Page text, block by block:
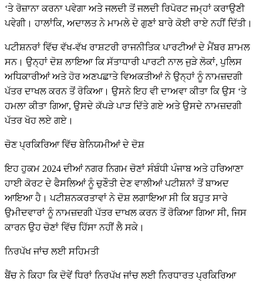
‘ਤੇ ਰੋਜ਼ਾਨਾ ਕਰਨਾ ਪਵੇਗਾ ਅਤੇ ਜਲਦੀ ਤੋਂ ਜਲਦੀ ਰਿਪੋਰਟ ਜਮ੍ਹਾਂ ਕਰਾਉਣੀ
ਪਵੇਗੀ। ਹਾਲਾਂਕਿ, ਅਦਾਲਤ ਨੇ ਮਾਮਲੇ ਦੇ ਗੁਣਾਂ ਬਾਰੇ ਕੋਈ ਰਾਏ ਨਹੀਂ ਦਿੱਤੀ।
ਪਟੀਸ਼ਨਰਾਂ ਵਿੱਚ ਵੱਖ-ਵੱਖ ਰਾਸ਼ਟਰੀ ਰਾਜਨੀਤਿਕ ਪਾਰਟੀਆਂ ਦੇ ਮੈਂਬਰ ਸ਼ਾਮਲ
ਸਨ। ਉਨ੍ਹਾਂ ਦੋਸ਼ ਲਾਇਆ ਕਿ ਸੱਤਾਧਾਰੀ ਪਾਰਟੀ ਨਾਲ ਜੁੜੇ ਲੋਕਾਂ, ਪੁਲਿਸ
ਅਧਿਕਾਰੀਆਂ ਅਤੇ ਹੋਰ ਅਣਪਛਾਤੇ ਵਿਅਕਤੀਆਂ ਨੇ ਉਨ੍ਹਾਂ ਨੂੰ ਨਾਮਜ਼ਦਗੀ
ਪੱਤਰ ਦਾਖਲ ਕਰਨ ਤੋਂ ਰੋਕਿਆ। ਉਸਨੇ ਇਹ ਵੀ ਦਾਅਵਾ ਕੀਤਾ ਕਿ ਉਸ ‘ਤੇ
ਹਮਲਾ ਕੀਤਾ ਗਿਆ, ਉਸਦੇ ਕੱਪੜੇ ਪਾੜ ਦਿੱਤੇ ਗਏ ਅਤੇ ਉਸਦੇ ਨਾਮਜ਼ਦਗੀ
ਪੱਤਰ ਖੋਹ ਲਏ ਗਏ।
ਚੋਣ ਪ੍ਰਕਿਰਿਆ ਵਿੱਚ ਬੇਨਿਯਮੀਆਂ ਦੇ ਦੋਸ਼
ਇਹ ਹੁਕਮ 2024 ਦੀਆਂ ਨਗਰ ਨਿਗਮ ਚੋਣਾਂ ਸੰਬੰਧੀ ਪੰਜਾਬ ਅਤੇ ਹਰਿਆਣਾ
ਹਾਈ ਕੋਰਟ ਦੇ ਫੈਸਲਿਆਂ ਨੂੰ ਚੁਣੌਤੀ ਦੇਣ ਵਾਲੀਆਂ ਪਟੀਸ਼ਨਾਂ ਤੋਂ ਬਾਅਦ
ਆਇਆ ਹੈ। ਪਟੀਸ਼ਨਕਰਤਾਵਾਂ ਨੇ ਦੋਸ਼ ਲਗਾਇਆ ਸੀ ਕਿ ਬਹੁਤ ਸਾਰੇ
ਉਮੀਦਵਾਰਾਂ ਨੂੰ ਨਾਮਜ਼ਦਗੀ ਪੱਤਰ ਦਾਖਲ ਕਰਨ ਤੋਂ ਰੋਕਿਆ ਗਿਆ ਸੀ, ਜਿਸ
ਕਾਰਨ ਉਹ ਚੋਣਾਂ ਵਿੱਚ ਹਿੱਸਾ ਨਹੀਂ ਲੈ ਸਕੇ।
ਨਿਰਪੱਖ ਜਾਂਚ ਲਈ ਸਹਿਮਤੀ
ਬੈਂਚ ਨੇ ਕਿਹਾ ਕਿ ਦੋਵੇਂ ਧਿਰਾਂ ਨਿਰਪੱਖ ਜਾਂਚ ਲਈ ਨਿਰਧਾਰਤ ਪ੍ਰਕਿਰਿਆ